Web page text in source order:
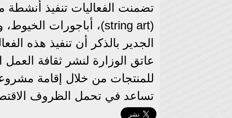
تضمنت الفعاليات تنفيذ أنشطة
(string art)، أباجورات الخيوط، والرسم على القماش.
الجدير بالذكر أن تنفيذ هذه
عاتق الوزارة لنشر ثقافة العمل
للمنتجات من خلال إقامة
تساعد في تحمل الظروف